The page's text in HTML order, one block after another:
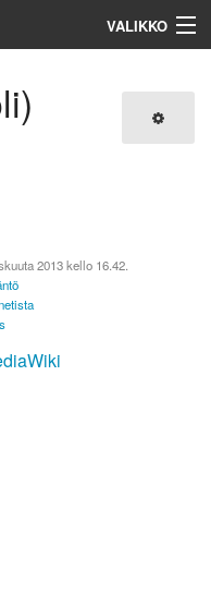
VALIKKO
2013 kello 16.42.